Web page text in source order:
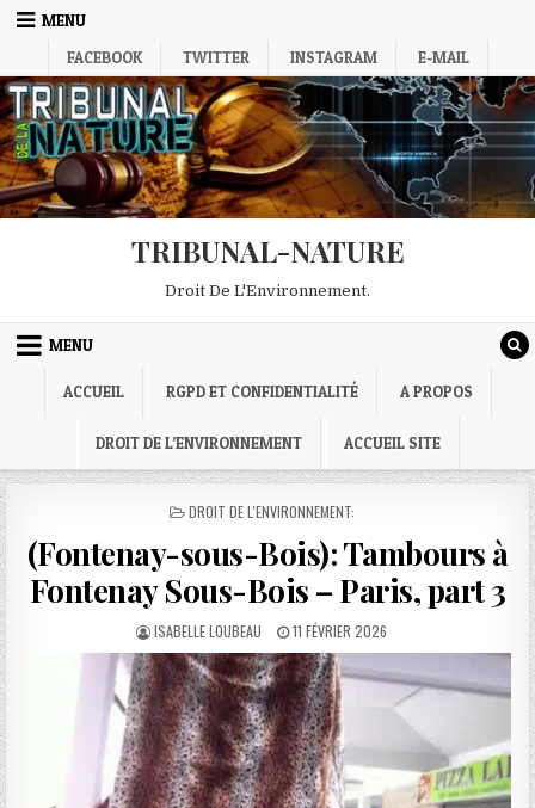
Skip
MENU
FACEBOOK
TWITTER INSTAGRAM E-MAIL
TRIBUNAL-NATURE
Droit De L'Environnement.
MENU
ACCUEIL RGPD ET CONFIDENTIALITÉ A PROPOS
DROIT DE L’ENVIRONNEMENT ACCUEIL SITE
POSTED
DROIT DE L'ENVIRONNEMENT:
(Fontenay-sous-Bois): Tambours à
Fontenay Sous-Bois – Paris, part 3
AUTHOR:
ISABELLE LOUBEAU
PUBLISHED
DATE:
11 FÉVRIER 2026